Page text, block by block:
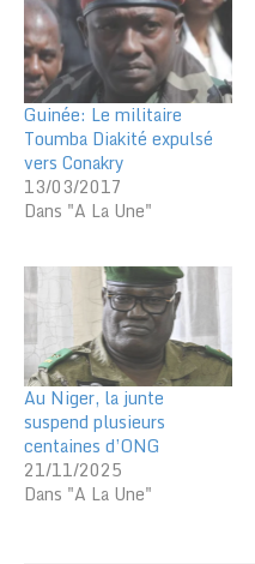
Guinée: Le militaire
Toumba Diakité expulsé
vers Conakry
13/03/2017
Dans "A La Une"
Au Niger, la junte
suspend plusieurs
centaines d’ONG
21/11/2025
Dans "A La Une"